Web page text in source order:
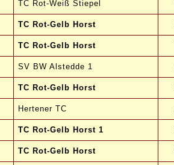
TC Rot-Weiß Stiepel
TC Rot-Gelb Horst
TC Rot-Gelb Horst
SV BW Alstedde 1
TC Rot-Gelb Horst
Hertener TC
TC Rot-Gelb Horst 1
TC Rot-Gelb Horst